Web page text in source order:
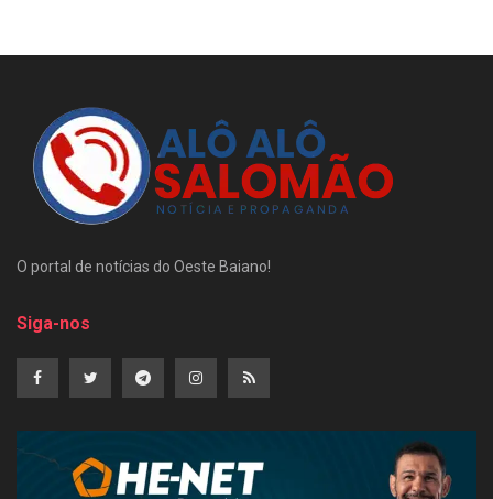
O portal de notícias do Oeste Baiano!
Siga-nos